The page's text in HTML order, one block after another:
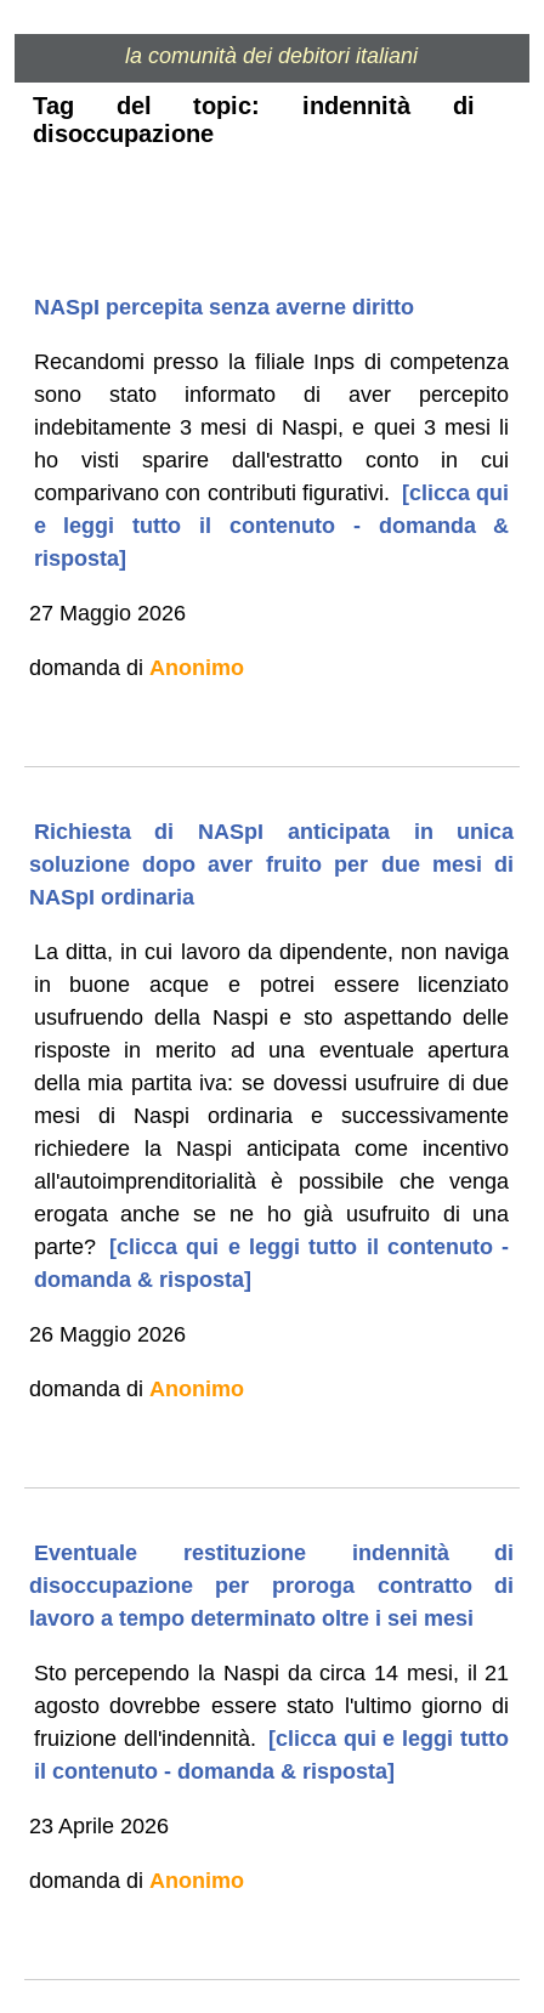
la comunità dei debitori italiani
Tag del topic: indennità di
disoccupazione
NASpI percepita senza averne diritto
Recandomi presso la filiale Inps di competenza
sono stato informato di aver percepito
indebitamente 3 mesi di Naspi, e quei 3 mesi li
ho visti sparire dall'estratto conto in cui
comparivano con contributi figurativi. [clicca qui
e leggi tutto il contenuto - domanda &
risposta]
27 Maggio 2026
domanda di Anonimo
Richiesta di NASpI anticipata in unica
soluzione dopo aver fruito per due mesi di
NASpI ordinaria
La ditta, in cui lavoro da dipendente, non naviga
in buone acque e potrei essere licenziato
usufruendo della Naspi e sto aspettando delle
risposte in merito ad una eventuale apertura
della mia partita iva: se dovessi usufruire di due
mesi di Naspi ordinaria e successivamente
richiedere la Naspi anticipata come incentivo
all'autoimprenditorialità è possibile che venga
erogata anche se ne ho già usufruito di una
parte?
[clicca qui e leggi tutto il contenuto -
domanda & risposta]
26 Maggio 2026
domanda di Anonimo
Eventuale restituzione indennità di
disoccupazione per proroga contratto di
lavoro a tempo determinato oltre i sei mesi
Sto percependo la Naspi da circa 14 mesi, il 21
agosto dovrebbe essere stato l'ultimo giorno di
fruizione dell'indennità. [clicca qui e leggi tutto
il contenuto - domanda & risposta]
23 Aprile 2026
domanda di Anonimo